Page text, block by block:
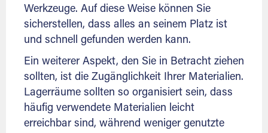
Werkzeuge. Auf diese Weise können Sie
sicherstellen, dass alles an seinem Platz ist
und schnell gefunden werden kann.
Ein weiterer Aspekt, den Sie in Betracht ziehen
sollten, ist die Zugänglichkeit Ihrer Materialien.
Lagerräume sollten so organisiert sein, dass
häufig verwendete Materialien leicht
erreichbar sind, während weniger genutzte